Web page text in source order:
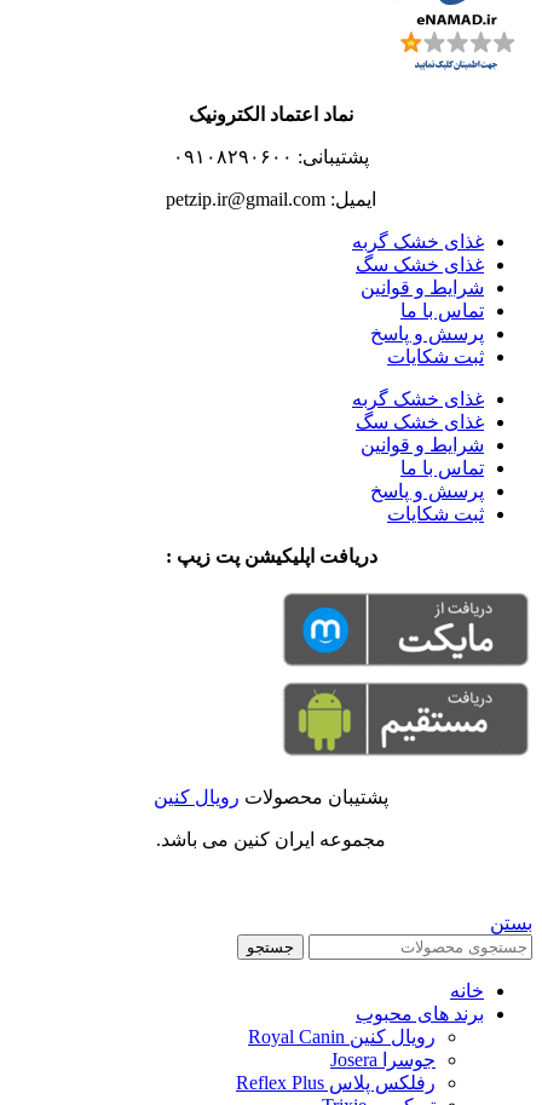
نماد اعتماد الکترونیک
پشتیبانی: ۰۹۱۰۸۲۹۰۶۰۰
ایمیل: petzip.ir@gmail.com
غذای خشک گربه
غذای خشک سگ
شرایط و قوانین
تماس با ما
پرسش و پاسخ
ثبت شکایات
غذای خشک گربه
غذای خشک سگ
شرایط و قوانین
تماس با ما
پرسش و پاسخ
ثبت شکایات
دریافت اپلیکیشن پت زیپ :
پشتیبان محصولات رویال کنین
مجموعه ایران کنین می باشد.
بستن
جستجو
خانه
برند های محبوب
رویال کنین Royal Canin
جوسرا Josera
رفلکس پلاس Reflex Plus